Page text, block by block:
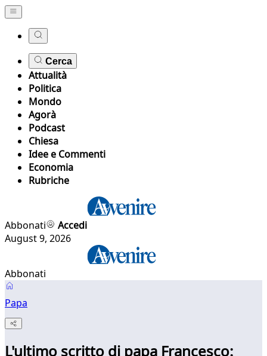
Cerca
Attualità
Politica
Mondo
Agorà
Podcast
Chiesa
Idee e Commenti
Economia
Rubriche
Abbonati
Accedi
August 9, 2026
Abbonati
Papa
L'ultimo scritto di papa Francesco: